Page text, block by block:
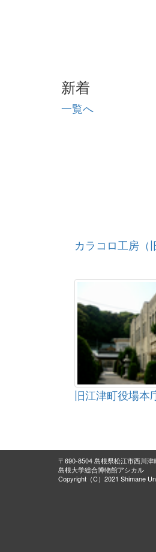
新着
一覧へ
カラコロ工房（
旧江津町役場本
〒690-8504 島根県松江市西川津
島根大学総合博物館アシカル
Copyright（C）2021 Shimane